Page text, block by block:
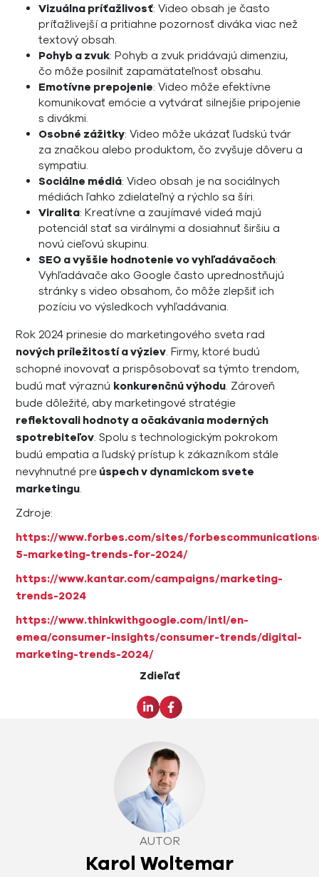
Vizuálna príťažlivosť: Video obsah je často
príťažlivejší a pritiahne pozornosť diváka viac než
textový obsah.
Pohyb a zvuk: Pohyb a zvuk pridávajú dimenziu,
čo môže posilniť zapamätateľnosť obsahu.
Emotívne prepojenie: Video môže efektívne
komunikovať emócie a vytvárať silnejšie pripojenie
s divákmi.
Osobné zážitky: Video môže ukázať ľudskú tvár
za značkou alebo produktom, čo zvyšuje dôveru a
sympatiu.
Sociálne médiá: Video obsah je na sociálnych
médiách ľahko zdielateľný a rýchlo sa šíri.
Viralita: Kreatívne a zaujímavé videá majú
potenciál stať sa virálnymi a dosiahnuť širšiu a
novú cieľovú skupinu.
SEO a vyššie hodnotenie vo vyhľadávačoch:
Vyhľadávače ako Google často uprednostňujú
stránky s video obsahom, čo môže zlepšiť ich
pozíciu vo výsledkoch vyhľadávania.
Rok 2024 prinesie do marketingového sveta rad
nových príležitostí a výziev. Firmy, ktoré budú
schopné inovovať a prispôsobovať sa týmto trendom,
budú mať výraznú konkurenčnú výhodu. Zároveň
bude dôležité, aby marketingové stratégie
reflektovali hodnoty a očakávania moderných
spotrebiteľov. Spolu s technologickým pokrokom
budú empatia a ľudský prístup k zákazníkom stále
nevyhnutné pre úspech v dynamickom svete
marketingu.
Zdroje:
https://www.forbes.com/sites/
5-marketing-trends-for-2024/
https://www.kantar.com/campaigns/marketing-
trends-2024
https://www.thinkwithgoogle.com/intl/en-
emea/consumer-insights/consumer-trends/digital-
marketing-trends-2024/
Zdieľať
AUTOR
Karol Woltemar